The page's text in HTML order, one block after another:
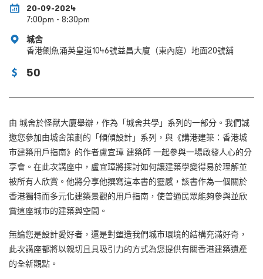
20-09-2024
7:00pm - 8:30pm
城舍
香港鰂魚涌英皇道1046號益昌大廈（東內庭）地面20號舖
50
由 城舍於怪獸大廈舉辦，作為「城舍共學」系列的一部分。我們誠
邀您參加由城舍策劃的「傾傾設計」系列，與《講港建築：香港城
市建築用戶指南》的作者盧宜璋 建築師 一起參與一場啟發人心的分
享會。在此次講座中，盧宜璋將探討如何讓建築學變得易於理解並
被所有人欣賞。他將分享他撰寫這本書的靈感，該書作為一個關於
香港獨特而多元化建築景觀的用戶指南，使普通民眾能夠參與並欣
賞這座城市的建築與空間。
無論您是設計愛好者，還是對塑造我們城市環境的結構充滿好奇，
此次講座都將以親切且具吸引力的方式為您提供有關香港建築遺產
的全新觀點。